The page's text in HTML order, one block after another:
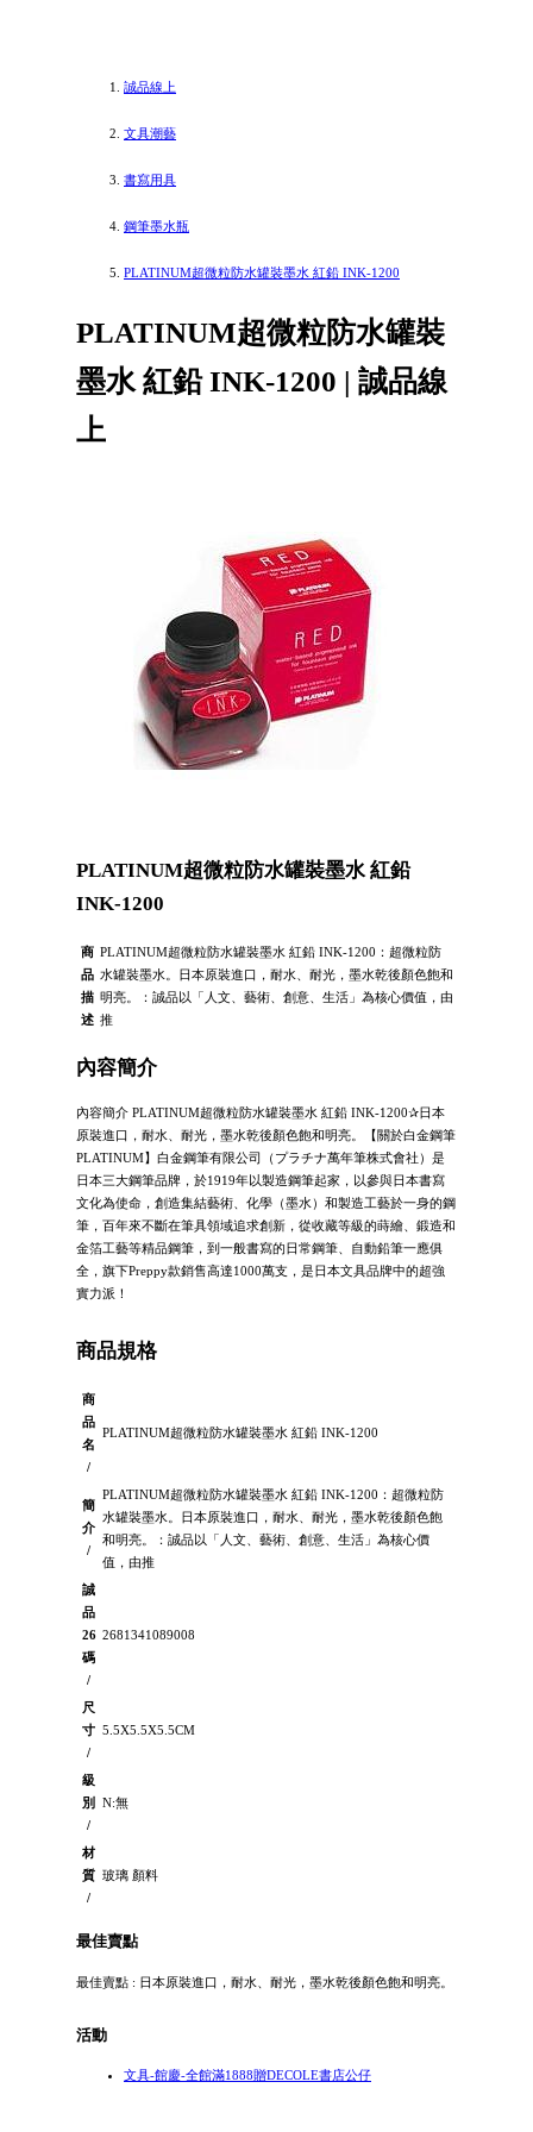
誠品線上
文具潮藝
書寫用具
鋼筆墨水瓶
PLATINUM超微粒防水罐裝墨水 紅鉛 INK-1200
PLATINUM超微粒防水罐裝
墨水 紅鉛 INK-1200 | 誠品線
上
PLATINUM超微粒防水罐裝墨水 紅鉛
INK-1200
商
品
描
述
PLATINUM超微粒防水罐裝墨水 紅鉛 INK-1200：超微粒防
水罐裝墨水。日本原裝進口，耐水、耐光，墨水乾後顏色飽和
明亮。：誠品以「人文、藝術、創意、生活」為核心價值，由
推
內容簡介
內容簡介 PLATINUM超微粒防水罐裝墨水 紅鉛 INK-1200✰日本
原裝進口，耐水、耐光，墨水乾後顏色飽和明亮。【關於白金鋼筆
PLATINUM】白金鋼筆有限公司（プラチナ萬年筆株式會社）是
日本三大鋼筆品牌，於1919年以製造鋼筆起家，以參與日本書寫
文化為使命，創造集結藝術、化學（墨水）和製造工藝於一身的鋼
筆，百年來不斷在筆具領域追求創新，從收藏等級的蒔繪、鍛造和
金箔工藝等精品鋼筆，到一般書寫的日常鋼筆、自動鉛筆一應俱
全，旗下Preppy款銷售高達1000萬支，是日本文具品牌中的超強
實力派！
商品規格
商
品
名
/
PLATINUM超微粒防水罐裝墨水 紅鉛 INK-1200
簡
介
/
PLATINUM超微粒防水罐裝墨水 紅鉛 INK-1200：超微粒防
水罐裝墨水。日本原裝進口，耐水、耐光，墨水乾後顏色飽
和明亮。：誠品以「人文、藝術、創意、生活」為核心價
值，由推
誠
品
26
碼
/
2681341089008
尺
寸
/
5.5X5.5X5.5CM
級
別
/
N:無
材
質
/
玻璃 顏料
最佳賣點
最佳賣點 : 日本原裝進口，耐水、耐光，墨水乾後顏色飽和明亮。
活動
文具-館慶-全館滿1888贈DECOLE書店公仔